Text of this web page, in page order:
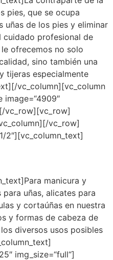
pies, que se ocupa
uñas de los pies y eliminar
cuidado profesional de
ofrecemos no solo
sino también una
tijeras especialmente
vc_column][vc_column
image=“4909″
vc_row][vc_row]
vc_row]
2″][vc_column_text]
manicura y
uñas, alicates para
y cortaúñas en nuestra
y formas de cabeza de
diversos usos posibles
img_size=“full“]